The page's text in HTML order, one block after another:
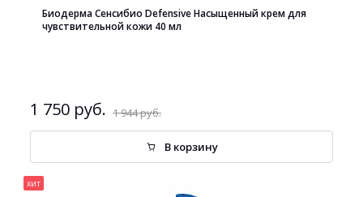
Биодерма Сенсибио Defensive Насыщенный крем для
чувствительной кожи 40 мл
1 750 руб. 1 944 руб.
В корзину
хит